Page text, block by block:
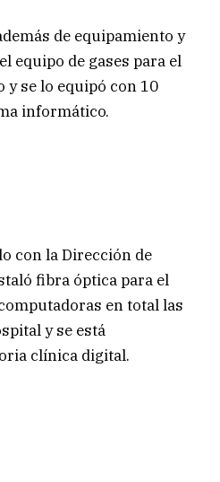
de equipamiento y
equipo de gases para el
y se lo equipó con 10
informático.
con la Dirección de
fibra óptica para el
en total las
y se está
clínica digital.